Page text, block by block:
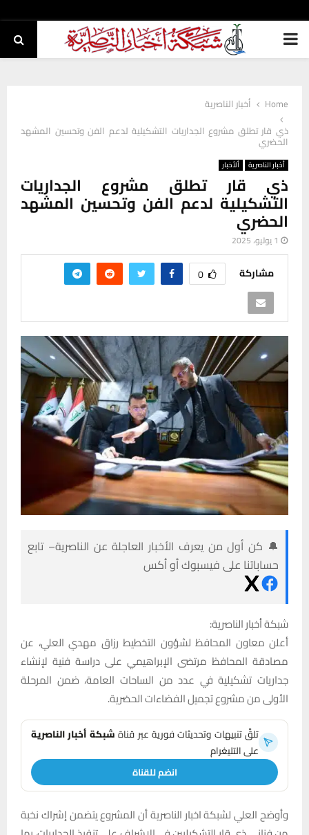
PRIMARY
Home
أخبار الناصرية
ذي قار تطلق مشروع الجداريات التشكيلية لدعم الفن وتحسين المشهد
الحضري
أخبار الناصرية ألأخبار
ذي قار تطلق مشروع الجداريات
التشكيلية لدعم الفن وتحسين المشهد
الحضري
1 يوليو، 2025
مشاركة 0
🔔 كن أول من يعرف الأخبار العاجلة عن الناصرية– تابع
حساباتنا على فيسبوك أو أكس
شبكة أخبار الناصرية:
أعلن معاون المحافظ لشؤون التخطيط رزاق مهدي العلي، عن
مصادقة المحافظ مرتضى الإبراهيمي على دراسة فنية لإنشاء
جداريات تشكيلية في عدد من الساحات العامة، ضمن المرحلة
الأولى من مشروع تجميل الفضاءات الحضرية.
تلقَّ تنبيهات وتحديثات فورية عبر قناةشبكة أخبار الناصرية
على التليغرام
انضم للقناة
وأوضح العلي لشبكة اخبار الناصرية أن المشروع يتضمن إشراك نخبة